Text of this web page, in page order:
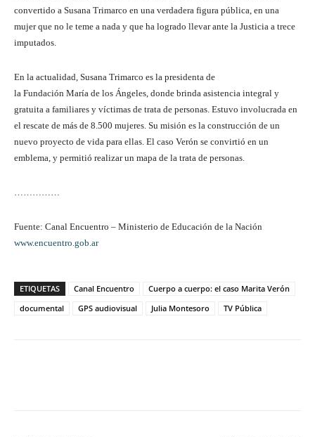
convertido a Susana Trimarco en una verdadera figura pública, en una
mujer que no le teme a nada y que ha logrado llevar ante la Justicia a trece
imputados.
En la actualidad, Susana Trimarco es la presidenta de
la Fundación María de los Ángeles, donde brinda asistencia integral y
gratuita a familiares y víctimas de trata de personas. Estuvo involucrada en
el rescate de más de 8.500 mujeres. Su misión es la construcción de un
nuevo proyecto de vida para ellas. El caso Verón se convirtió en un
emblema, y permitió realizar un mapa de la trata de personas.
Fuente: Canal Encuentro – Ministerio de Educación de la Nación
www.encuentro.gob.ar
ETIQUETAS Canal Encuentro
Cuerpo a cuerpo: el caso Marita Verón
documental
GPS audiovisual Julia Montesoro TV Pública